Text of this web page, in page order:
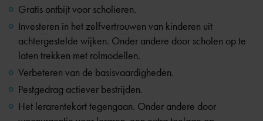
Gratis ontbijt voor scholieren.
Investeren in het zelfvertrouwen van kinderen uit
achtergestelde wijken. Onder andere door scholen op te
laten trekken met rolmodellen.
Verbeteren van de basisvaardigheden.
Pestgedrag actiever bestrijden.
Het lerarentekort tegengaan. Onder andere door